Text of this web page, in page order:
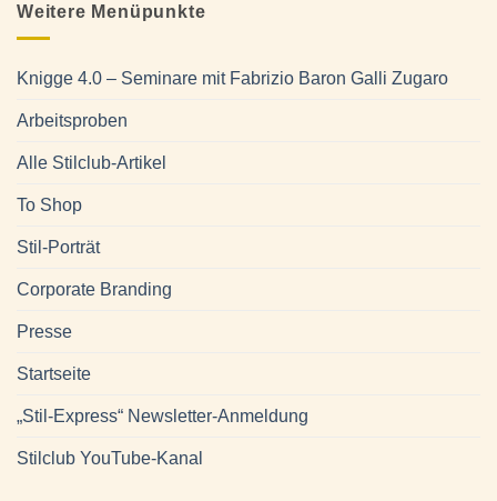
Weitere Menüpunkte
Knigge 4.0 – Seminare mit Fabrizio Baron Galli Zugaro
Arbeitsproben
Alle Stilclub-Artikel
To Shop
Stil-Porträt
Corporate Branding
Presse
Startseite
„Stil-Express“ Newsletter-Anmeldung
Stilclub YouTube-Kanal